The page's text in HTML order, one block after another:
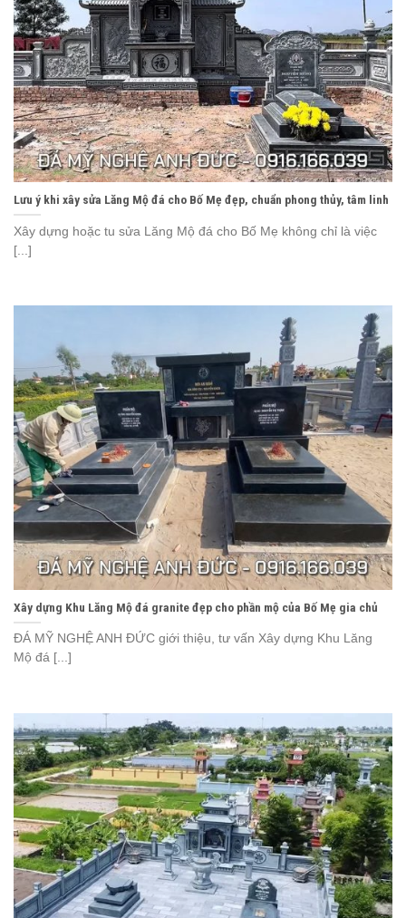
Lưu ý khi xây sửa Lăng Mộ đá cho Bố Mẹ đẹp, chuẩn phong thủy, tâm linh
Xây dựng hoặc tu sửa Lăng Mộ đá cho Bố Mẹ không chỉ là việc
[...]
Xây dựng Khu Lăng Mộ đá granite đẹp cho phần mộ của Bố Mẹ gia chủ
ĐÁ MỸ NGHỆ ANH ĐỨC giới thiệu, tư vấn Xây dựng Khu Lăng
Mộ đá [...]